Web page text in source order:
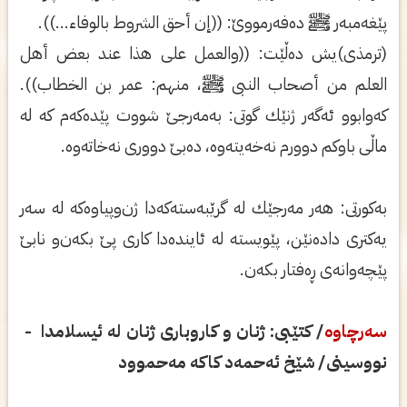
پێغه‌مبه‌ر ﷺ ده‌فه‌رمووێ: ((إن أحق الشروط بالوفا‌ء...)).
(ترمذی)یش ده‌ڵێت: ((والعمل علی‌ هذا عند بعض أهل
العلم من أصحاب النبی ﷺ، منهم: عمر بن الخطاب)).
كه‌وابوو ئه‌گه‌ر ژنێك گوتی: به‌مه‌رجێ شووت پێده‌كه‌م كه‌ له‌
ماڵی باوكم دوورم نه‌خه‌یته‌وه‌، ده‌بێ دووری نه‌خاته‌وه‌.
به‌كورتی: هه‌ر مه‌رجێك له‌ گرێبه‌سته‌كه‌دا ژن‌وپیاوه‌كه‌ له‌ سه‌ر
یه‌كتری داده‌نێن، پێویسته‌ له‌ ئاینده‌دا كاری پێ بكه‌ن‌و نابێ
پێچه‌وانه‌ی ڕه‌فتار بكه‌ن.
سه‌رچاوه‌/ كتێبی: ژنان و كاروباری‌ ژنان له‌ ئیسلامدا -
نووسینی‌/ شێخ ئه‌حمه‌د كاكه‌ مه‌حموود